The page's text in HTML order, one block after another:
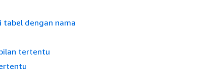
dengan nama
tertentu